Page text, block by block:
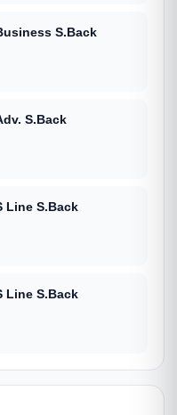
S.Back
S.Back
Line S.Back
Line S.Back